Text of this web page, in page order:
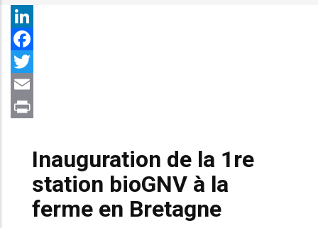
LinkedIn
Facebook
Twitter
Email
Inauguration de la 1re
station bioGNV à la
ferme en Bretagne